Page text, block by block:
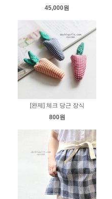
45,000원
[완제] 체크 당근 장식
800원